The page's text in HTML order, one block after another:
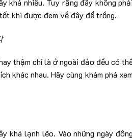
khá nhiều. Tuy rằng đây không phải
khi được đem về đây để trồng.
thậm chí là ở ngoài đảo đều có
khác nhau. Hãy cùng khám phá xem
khá lạnh lẽo. Vào những ngày đông